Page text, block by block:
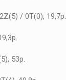
/ 0T(0), 19,7p.
53p.